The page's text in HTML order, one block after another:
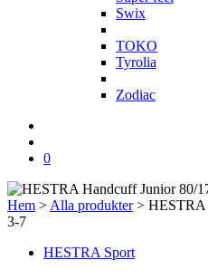
Swix
TOKO
Tyrolia
Zodiac
0
Hem > Alla produkter> HESTRA
3-7
HESTRA Sport